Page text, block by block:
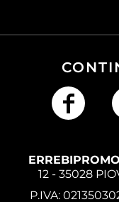
12 - 35028
P.IVA: